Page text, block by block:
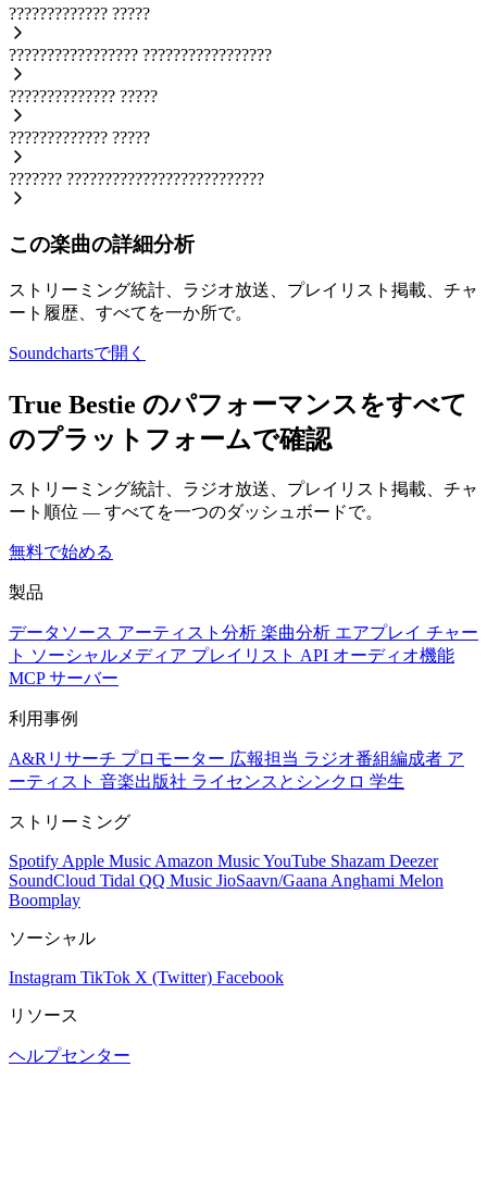
????????????? ?????
????????????????? ?????????????????
?????????????? ?????
????????????? ?????
??????? ??????????????????????????
この楽曲の詳細分析
ストリーミング統計、ラジオ放送、プレイリスト掲載、チャ
ート履歴、すべてを一か所で。
Soundchartsで開く
True Bestie のパフォーマンスをすべて
のプラットフォームで確認
ストリーミング統計、ラジオ放送、プレイリスト掲載、チャ
ート順位 — すべてを一つのダッシュボードで。
無料で始める
製品
データソース アーティスト分析 楽曲分析 エアプレイ チャー
ト ソーシャルメディア プレイリスト API オーディオ機能
MCP サーバー
利用事例
A&Rリサーチ プロモーター 広報担当 ラジオ番組編成者 ア
ーティスト 音楽出版社 ライセンスとシンクロ 学生
ストリーミング
Spotify Apple Music Amazon MusicYouTube Shazam Deezer
SoundCloud Tidal QQ Music JioSaavn/Gaana Anghami Melon
Boomplay
ソーシャル
Instagram TikTok X (Twitter) Facebook
リソース
ヘルプセンター